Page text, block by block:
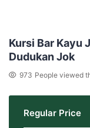
Kursi Bar Kayu
Dudukan Jok
973 People viewed
Regular Price